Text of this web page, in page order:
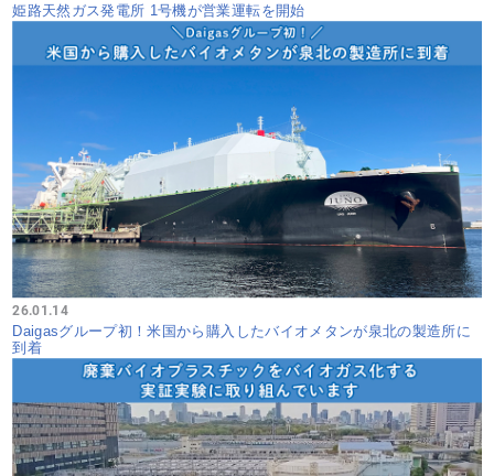
姫路天然ガス発電所 1号機が営業運転を開始
26.01.14
Daigasグループ初！米国から購入したバイオメタンが泉北の製造所に
到着